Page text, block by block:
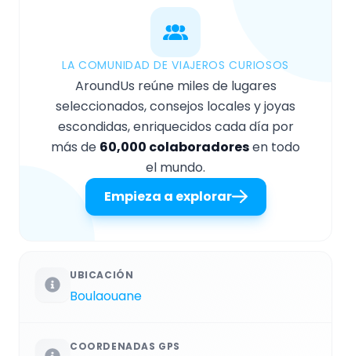
LA COMUNIDAD DE VIAJEROS CURIOSOS
AroundUs reúne miles de lugares
seleccionados, consejos locales y joyas
escondidas, enriquecidos cada día por
más de 60,000 colaboradoresen todo
el mundo.
Empieza a explorar
UBICACIÓN
Boulaouane
COORDENADAS GPS